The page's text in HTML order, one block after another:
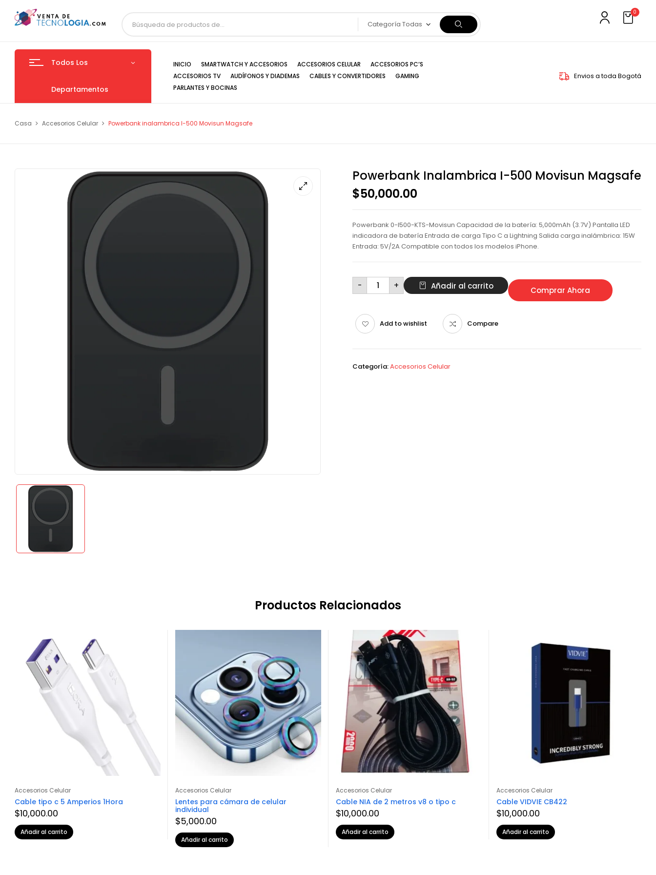
Categoría Todas
0
Todos Los
Departamentos
INICIO SMARTWATCH Y ACCESORIOS ACCESORIOS CELULAR
ACCESORIOS PC’S
ACCESORIOS TV
AUDÍFONOS Y DIADEMAS CABLES Y CONVERTIDORES
GAMING
PARLANTES Y BOCINAS
Envios a toda Bogotá
Casa Accesorios Celular Powerbank inalambrica I-500 Movisun Magsafe
Powerbank Inalambrica I-500 Movisun Magsafe
$50,000.00
Powerbank 0-I500-KTS-Movisun Capacidad de la batería: 5,000mAh (3.7V) Pantalla LED
indicadora de batería Entrada de carga Tipo C a Lightning Salida carga inalámbrica: 15W
Entrada: 5V/2A Compatible con todos los modelos iPhone.
- Powerbank
inalambrica
I-
cantidad
+ Añadir al carrito Comprar Ahora
Add to wishlist Compare
Categoría:Accesorios Celular
Productos Relacionados
Accesorios Celular
Cable tipo c 5 Amperios 1Hora
$10,000.00
Añadir al carrito
Accesorios Celular
Lentes para cámara de celular
individual
$5,000.00
Añadir al carrito
Accesorios Celular
Cable NIA de 2 metros v8 o tipo c
$10,000.00
Añadir al carrito
Accesorios Celular
Cable VIDVIE CB422
$10,000.00
Añadir al carrito